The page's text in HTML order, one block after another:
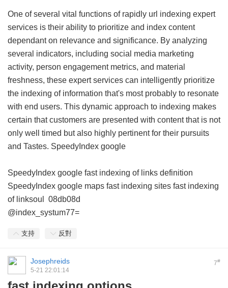
One of several vital functions of rapidly url indexing expert
services is their ability to prioritize and index content
dependant on relevance and significance. By analyzing
several indicators, including social media marketing
activity, person engagement metrics, and material
freshness, these expert services can intelligently prioritize
the indexing of information that's most probably to resonate
with end users. This dynamic approach to indexing makes
certain that customers are presented with content that is not
only well timed but also highly pertinent for their pursuits
and Tastes. SpeedyIndex google
SpeedyIndex google fast indexing of links definition
SpeedyIndex google maps fast indexing sites fast indexing
of linksoul
08db08d
@index_systum77=
支持 反對
7#
Josephreids
5-21 22:01:14